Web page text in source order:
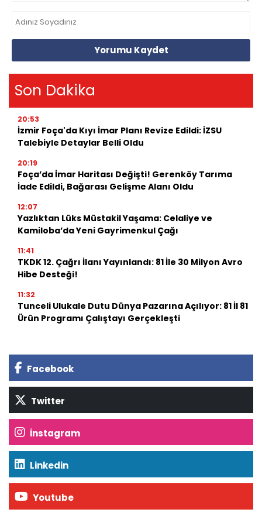
Yorumu Kaydet
Son Dakika
20:53
İzmir Foça'da Kıyı İmar Planı Revize Edildi: İZSU
Talebiyle Detaylar Belli Oldu
20:19
Foça’da İmar Haritası Değişti! Gerenköy Tarıma
İade Edildi, Bağarası Gelişme Alanı Oldu
12:07
Yazlıktan Lüks Müstakil Yaşama: Celaliye ve
Kamiloba’da Yeni Gayrimenkul Çağı
11:41
TKDK 12. Çağrı İlanı Yayınlandı: 81 İle 30 Milyon Avro
Hibe Desteği!
11:32
Tunceli Ulukale Dutu Dünya Pazarına Açılıyor: 81 İl 81
Ürün Programı Çalıştayı Gerçekleşti
Facebook
Twitter
İnstagram
Linkedin
Youtube